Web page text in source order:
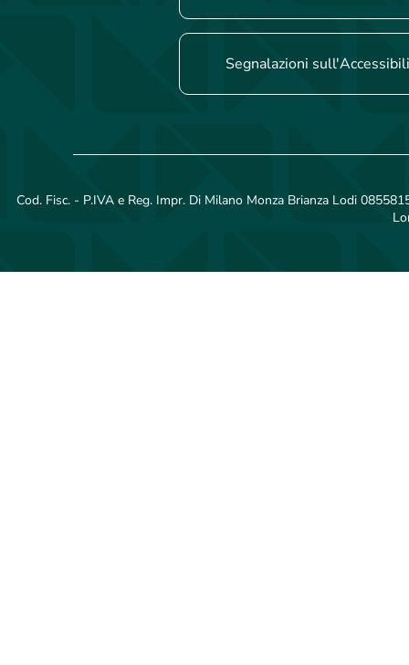
Segnalazioni
Cod. Fisc. - P.IVA e Reg. Impr. Di Milano Monza Brianza Lodi